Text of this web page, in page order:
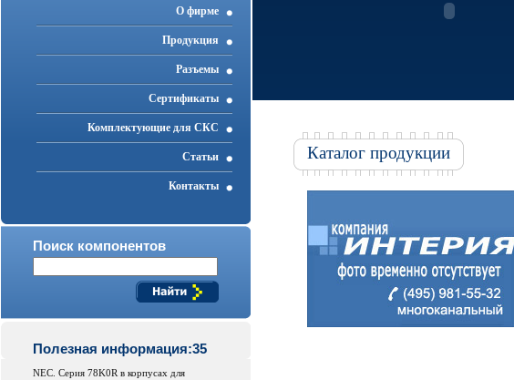
О фирме
Продукция
Разъемы
Cертификаты
Комплектующие для СКС
Статьи
Контакты
Поиск компонентов
Полезная информация:35
NEC. Серия 78K0R в корпусах для
Каталог продукции